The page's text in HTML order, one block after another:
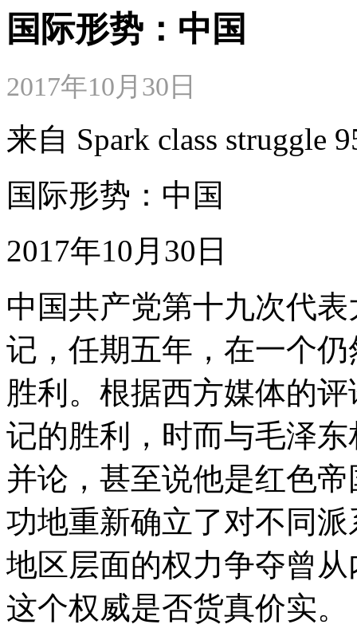
国际形势：中国
2017年10月30日
来自 Spark class struggle
国际形势：中国
2017年10月30日
中国共产党第十九次代
记，任期五年，在一个
胜利。根据西方媒体的
记的胜利，时而与毛泽
并论，甚至说他是红色
功地重新确立了对不同
地区层面的权力争夺曾
这个权威是否货真价实。